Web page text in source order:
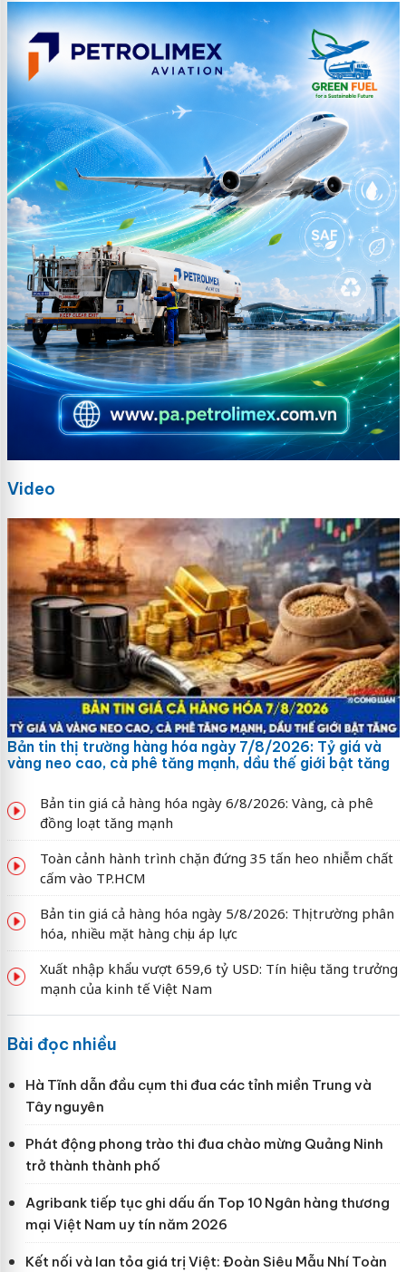
Video
Bản tin thị trường hàng hóa ngày 7/8/2026: Tỷ giá và
vàng neo cao, cà phê tăng mạnh, dầu thế giới bật tăng
Bản tin giá cả hàng hóa ngày 6/8/2026: Vàng, cà phê
đồng loạt tăng mạnh
Toàn cảnh hành trình chặn đứng 35 tấn heo nhiễm chất
cấm vào TP.HCM
Bản tin giá cả hàng hóa ngày 5/8/2026: Thị trường phân
hóa, nhiều mặt hàng chịu áp lực
Xuất nhập khẩu vượt 659,6 tỷ USD: Tín hiệu tăng trưởng
mạnh của kinh tế Việt Nam
Bài đọc nhiều
Hà Tĩnh dẫn đầu cụm thi đua các tỉnh miền Trung và
Tây nguyên
Phát động phong trào thi đua chào mừng Quảng Ninh
trở thành thành phố
Agribank tiếp tục ghi dấu ấn Top 10 Ngân hàng thương
mại Việt Nam uy tín năm 2026
Kết nối và lan tỏa giá trị Việt: Đoàn Siêu Mẫu Nhí Toàn